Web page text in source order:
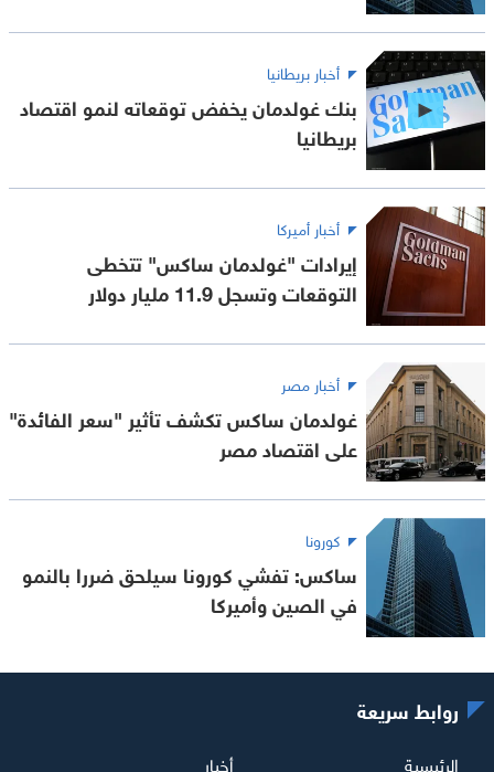
أخبار بريطانيا
بنك غولدمان يخفض توقعاته لنمو اقتصاد
بريطانيا
أخبار أميركا
إيرادات "غولدمان ساكس" تتخطى
التوقعات وتسجل 11.9 مليار دولار
أخبار مصر
غولدمان ساكس تكشف تأثير "سعر الفائدة"
على اقتصاد مصر
كورونا
ساكس: تفشي كورونا سيلحق ضررا بالنمو
في الصين وأميركا
روابط سريعة
الرئيسية أخبار